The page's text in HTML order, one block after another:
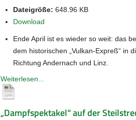
Dateigröße: 648.96 KB
Download
Ende April ist es wieder so weit: das
dem historischen „Vulkan-Expreß“ in
Richtung Andernach und Linz.
Weiterlesen...
„Dampfspektakel“ auf der